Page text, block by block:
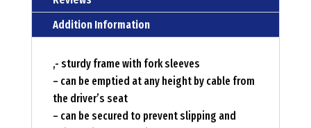
Addition Information
‚- sturdy frame with fork sleeves
– can be emptied at any height by cable from
the driver’s seat
– can be secured to prevent slipping and